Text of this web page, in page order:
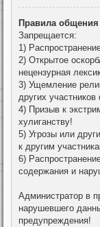
Правила
Запрещается:
1)
2) Открытое
нецензурная
3) Ущемление
других
4) Призыв к
хулиганству!
5) Угрозы или
к другим
6)
содержания и
Администратор в
нарушевшего
предупреждения!